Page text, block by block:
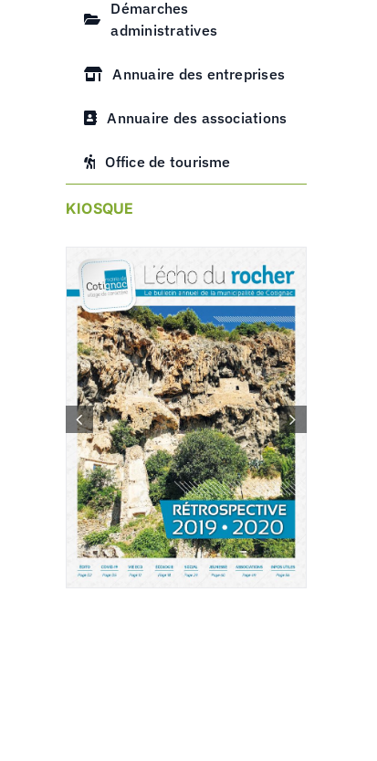
Démarches
administratives
Annuaire des entreprises
Annuaire des associations
Office de tourisme
KIOSQUE